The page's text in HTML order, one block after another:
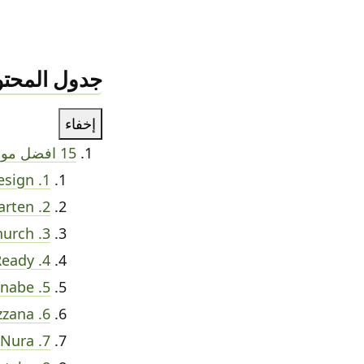
جدول
إخفاء
15 افضل موقع يجب على كل مصمم زيارتها
1. SVZ Design
2. loftgarten
3. VOUS Church
4. Ready
5. wannabe
6. Chiara Luzzana
7. Nura